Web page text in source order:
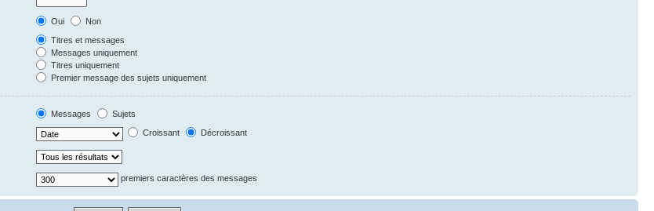
Oui
Non
Titres et messages
Messages uniquement
Titres uniquement
Premier message des sujets uniquement
Messages
Sujets
Croissant Décroissant
premiers caractères des messages